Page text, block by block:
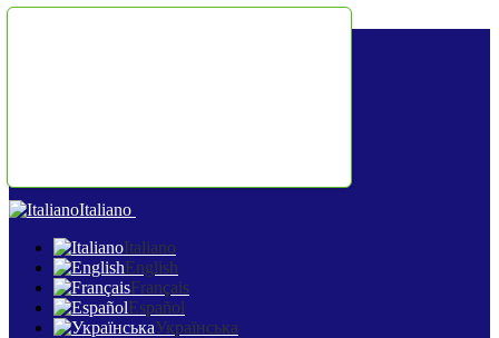
Italiano
Italiano
English
Français
Español
Українська